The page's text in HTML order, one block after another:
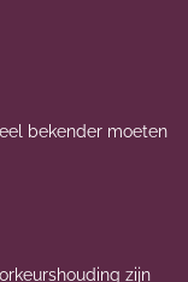
bekender moeten
zijn